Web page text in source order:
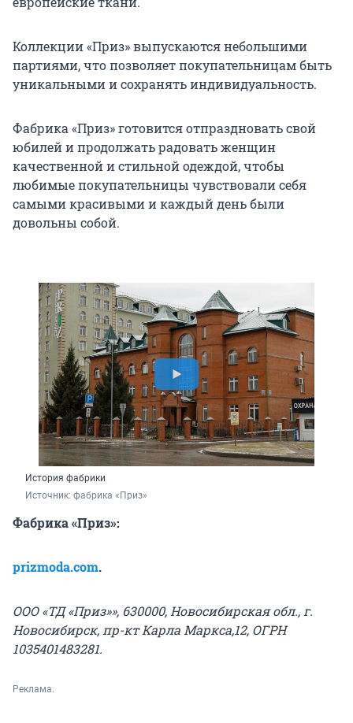
Коллекции «Приз» выпускаются небольшими
партиями, что позволяет покупательницам быть
уникальными и сохранять индивидуальность.
Фабрика «Приз» готовится отпраздновать свой
юбилей и продолжать радовать женщин
качественной и стильной одеждой, чтобы
любимые покупательницы чувствовали себя
самыми красивыми и каждый день были
довольны собой.
История фабрики
Источник: фабрика «Приз»
Фабрика «Приз»:
prizmoda.com.
ООО «ТД «Приз»», 630000, Новосибирская обл., г.
Новосибирск, пр-кт Карла Маркса,12, ОГРН
1035401483281.
Реклама.